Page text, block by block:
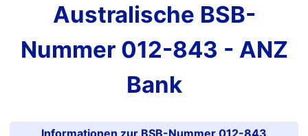
Australische BSB-
Nummer 012-843 - ANZ
Bank
Informationen zur BSB-Nummer 012-843